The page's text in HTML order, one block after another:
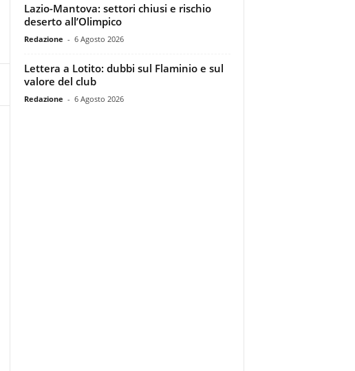
Lazio-Mantova: settori chiusi e rischio
deserto all’Olimpico
Redazione - 6 Agosto 2026
Lettera a Lotito: dubbi sul Flaminio e sul
valore del club
Redazione - 6 Agosto 2026